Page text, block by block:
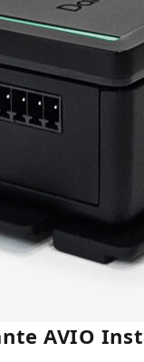
AVIO